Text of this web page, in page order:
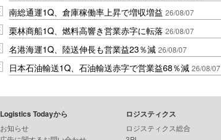
南総通運1Q、倉庫稼働率上昇で増収増益 26/08/07
栗林商船1Q、燃料高響き営業赤字に転落 26/08/07
名港海運1Q、陸送伸長も営業益23％減 26/08/07
日本石油輸送1Q、石油輸送赤字で営業益68％減 26/08/07
Logistics Todayから
お知らせ
ロジスティクス
ロジスティクス総合